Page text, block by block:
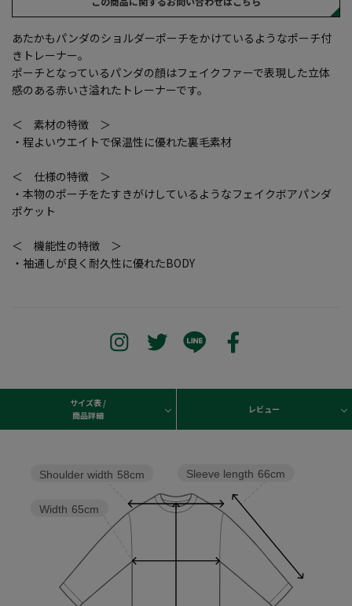
あたかもパンダのショルダーポーチをかけているようなポーチ付
きトレーナー。
ポーチとなっているパンダの顔はフェイクファーで表現した立体
感のある赤いさ溢れたトレーナーです。
＜ 素材の特徴 ＞
・程よいウエイトで保温性に優れた裏毛素材
＜ 仕様の特徴 ＞
・本物のポーチをたすきがけしているようなフェイクボアパンダ
ポケット
＜ 機能性の特徴 ＞
・袖通しが良く耐久性に優れたBODY
サイズ表 /
商品詳細
レビュー
Sleeve length 66cm
Width 65cm
Shoulder width 58cm